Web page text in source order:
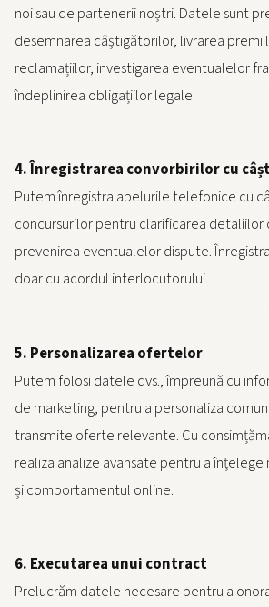
noi sau de partenerii noștri. Datele sunt
desemnarea câștigătorilor, livrarea
reclamațiilor, investigarea eventualelor
îndeplinirea obligațiilor legale.
4. Înregistrarea convorbirilor cu
Putem înregistra apelurile telefonice cu
concursurilor pentru clarificarea detaliilor
prevenirea eventualelor dispute.
doar cu acordul interlocutorului.
5. Personalizarea ofertelor
Putem folosi datele dvs., împreună cu
de marketing, pentru a personaliza
transmite oferte relevante. Cu
realiza analize avansate pentru a
și comportamentul online.
6. Executarea unui contract
Prelucrăm datele necesare pentru a